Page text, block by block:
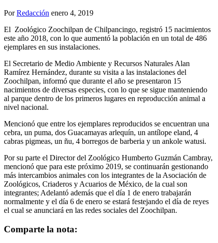
PorRedacción enero 4, 2019
El Zoológico Zoochilpan de Chilpancingo, registró 15 nacimientos
este año 2018, con lo que aumentó la población en un total de 486
ejemplares en sus instalaciones.
El Secretario de Medio Ambiente y Recursos Naturales Alan
Ramírez Hernández, durante su visita a las instalaciones del
Zoochilpan, informó que durante el año se presentaron 15
nacimientos de diversas especies, con lo que se sigue manteniendo
al parque dentro de los primeros lugares en reproducción animal a
nivel nacional.
Mencionó que entre los ejemplares reproducidos se encuentran una
cebra, un puma, dos Guacamayas arlequín, un antílope eland, 4
cabras pigmeas, un ñu, 4 borregos de barberia y un ankole watusi.
Por su parte el Director del Zoológico Humberto Guzmán Cambray,
mencionó que para este próximo 2019, se continuarán gestionando
más intercambios animales con los integrantes de la Asociación de
Zoológicos, Criaderos y Acuarios de México, de la cual son
integrantes; Adelantó además que el día 1 de enero trabajarán
normalmente y el día 6 de enero se estará festejando el día de reyes
el cual se anunciará en las redes sociales del Zoochilpan.
Comparte la nota: